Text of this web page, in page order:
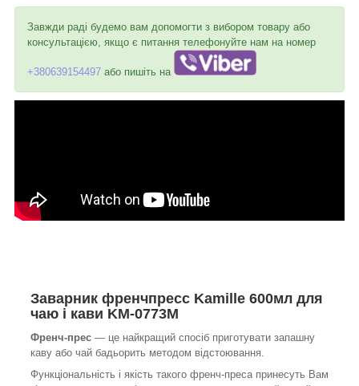
Завжди раді будемо вам допомогти з вибором товару або
консультацією, якщо є питання телефонуйте нам на номер
+380639154497 або пишіть на
Заварник френчпресс Kamille 600мл для
чаю і кави KM-0773M
Френч-прес — це найкращий спосіб приготувати запашну
каву або чай бадьорить методом відстоювання.
Функціональність і якість такого френч-преса принесуть Вам